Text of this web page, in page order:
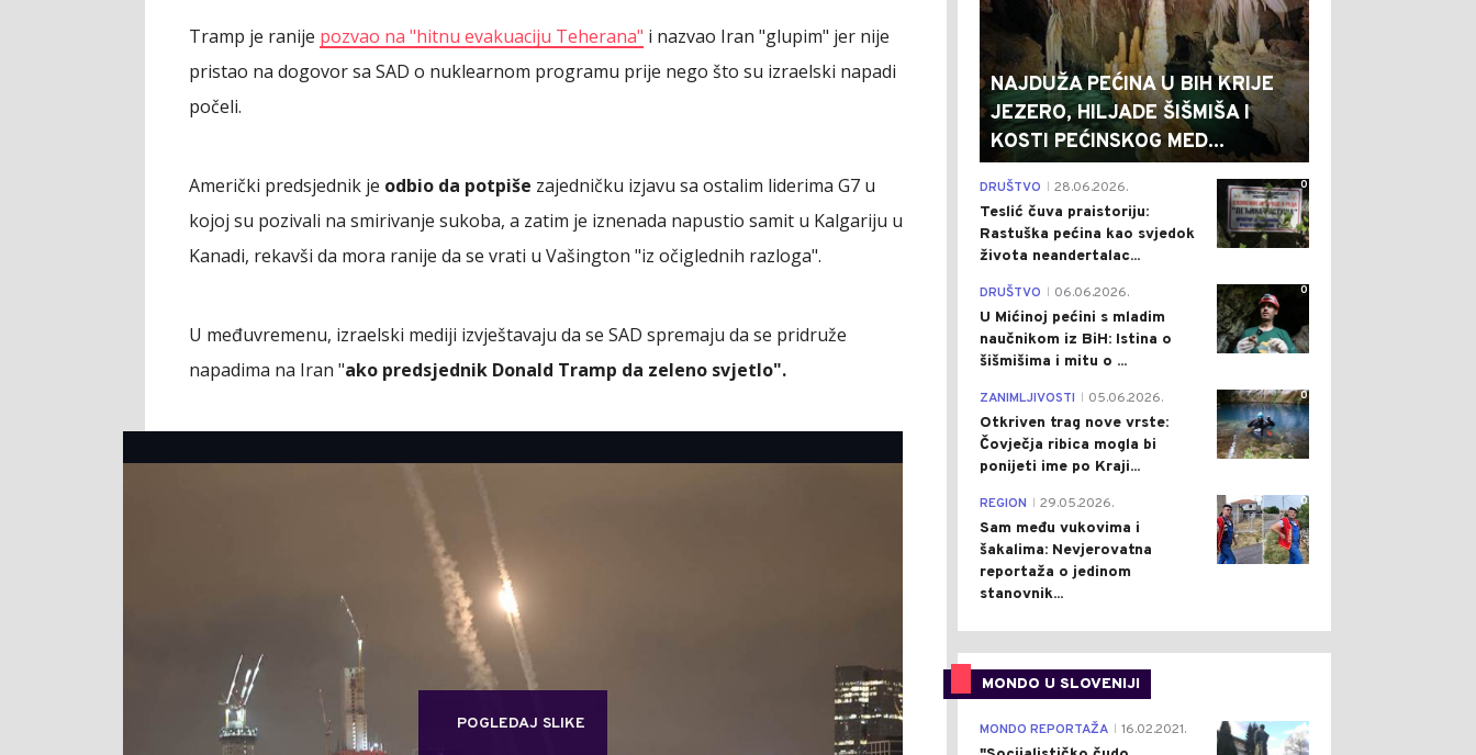
Tramp je ranije pozvao na "hitnu evakuaciju Teherana" i nazvao Iran "glupim" jer nije
pristao na dogovor sa SAD o nuklearnom programu prije nego što su izraelski napadi
počeli.
Američki predsjednik je odbio da potpiše zajedničku izjavu sa ostalim liderima G7 u
kojoj su pozivali na smirivanje sukoba, a zatim je iznenada napustio samit u Kalgariju u
Kanadi, rekavši da mora ranije da se vrati u Vašington "iz očiglednih razloga".
U međuvremenu, izraelski mediji izvještavaju da se SAD spremaju da se pridruže
napadima na Iran "ako predsjednik Donald Tramp da zeleno svjetlo".
POGLEDAJ SLIKE
NAJDUŽA PEĆINA U BIH KRIJE
JEZERO, HILJADE ŠIŠMIŠA I
KOSTI PEĆINSKOG MED...
0
DRUŠTVO 28.06.2026.
Teslić čuva praistoriju:
Rastuška pećina kao svjedok
života neandertalac...
0
DRUŠTVO 06.06.2026.
U Mićinoj pećini s mladim
naučnikom iz BiH: Istina o
šišmišima i mitu o ...
0
ZANIMLJIVOSTI 05.06.2026.
Otkriven trag nove vrste:
Čovječja ribica mogla bi
ponijeti ime po Kraji...
0
REGION 29.05.2026.
Sam među vukovima i
šakalima: Nevjerovatna
reportaža o jedinom
stanovnik...
MONDO U SLOVENIJI
4
MONDO REPORTAŽA 16.02.2021.